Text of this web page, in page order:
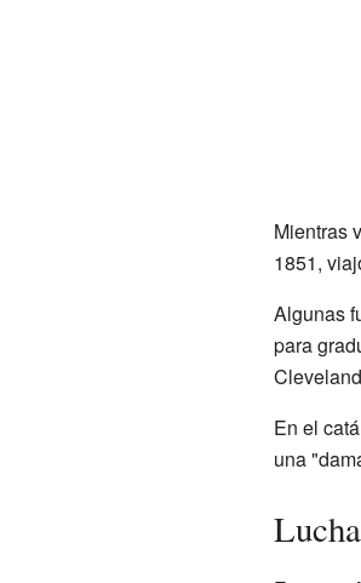
Mientras
1851,
Algunas
para
En el
una